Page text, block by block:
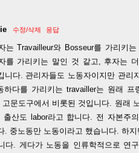
수정/삭제 응답
는 Travailleur와 Bosseur를 가리키
를 가리키는 말인 것 같고, 후자는
니다. 관리자들도 노동자이지만 관리
하다를 가리키는 travailler는 원래 프
문도구에서 비롯된 것입니다. 원래
출산도 labor라고 합니다. 전 자본주
. 중노동만 노동이라고 했습니다. 하
다. 게다가 노동을 인류학적으로 연